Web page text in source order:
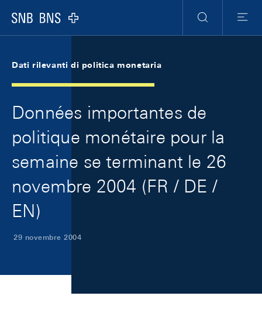
Logo
Ricerca
Menu
Dati rilevanti di politica monetaria
Données importantes de
politique monétaire pour la
semaine se terminant le 26
novembre 2004 (FR / DE /
EN)
29 novembre 2004